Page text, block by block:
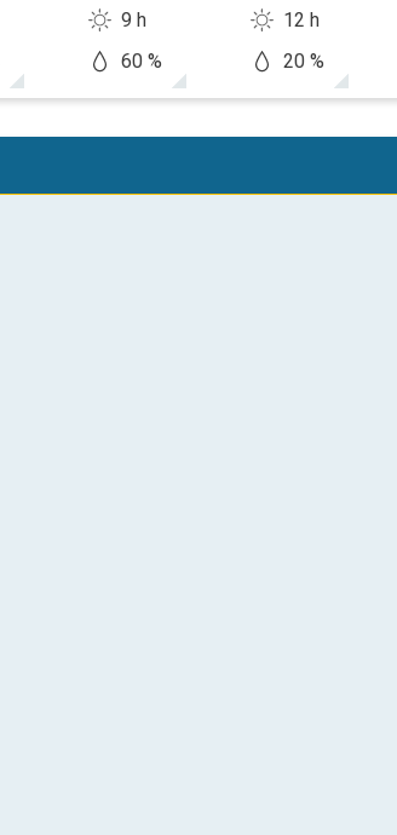
9 h
60 %
12 h
20 %